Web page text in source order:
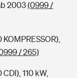
2003(0999 /
/ 265)
110 kW,